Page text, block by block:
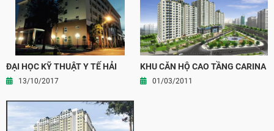
ĐẠI HỌC KỸ THUẬT Y TẾ HẢI
DƯƠNG
13/10/2017
KHU CĂN HỘ CAO TẦNG CARINA
PLAZA01/03/2011